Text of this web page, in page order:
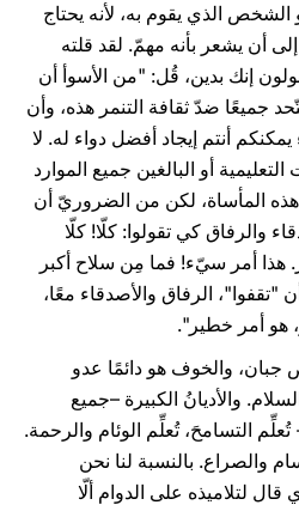
الذي يقوم به، لأنه يحتاج
أن يشعر بأنه مهمّ. لقد قلته
إنك بدين، قُل: "من الأسوأ أن
جميعًا ضدّ ثقافة التنمر هذه، وأن
أنتم إيجاد أفضل دواء له. لا
أو البالغين جميع الموارد
هذه المأساة، لكن من الضروريّ أن
والرفاق كي تقولوا: كلّا! كلّا
هذا أمر سيّء! فما مِن سلاح أكبر
الرفاق والأصدقاء معًا،
هو أمر خطير".
والخوف هو دائمًا عدو
والأديانُ الكبيرة –جميع
التسامحَ، تُعلِّم الوئام والرحمة.
والصراع. بالنسبة لنا نحن
لتلاميذه على الدوام ألّا